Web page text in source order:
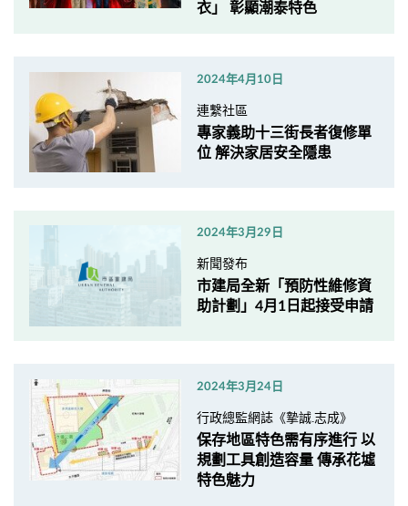
衣」 彰顯潮泰特色
2024年4月10日
連繫社區
專家義助十三街長者復修單
位 解決家居安全隱患
2024年3月29日
新聞發布
市建局全新「預防性維修資
助計劃」4月1日起接受申請
2024年3月24日
行政總監網誌《摯誠.志成》
保存地區特色需有序進行 以
規劃工具創造容量 傳承花墟
特色魅力